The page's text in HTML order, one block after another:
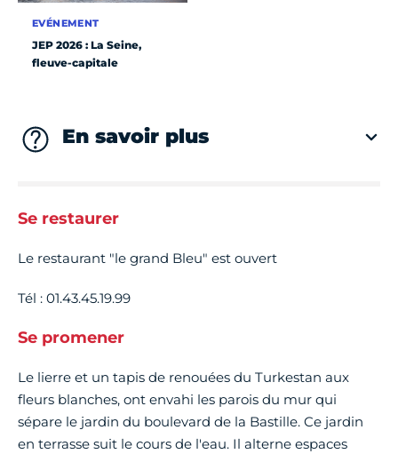
EVÉNEMENT
JEP 2026 : La Seine,
fleuve-capitale
En savoir plus
Se restaurer
Le restaurant "le grand Bleu" est ouvert
Tél : 01.43.45.19.99
Se promener
Le lierre et un tapis de renouées du Turkestan aux
fleurs blanches, ont envahi les parois du mur qui
sépare le jardin du boulevard de la Bastille. Ce jardin
en terrasse suit le cours de l'eau. Il alterne espaces